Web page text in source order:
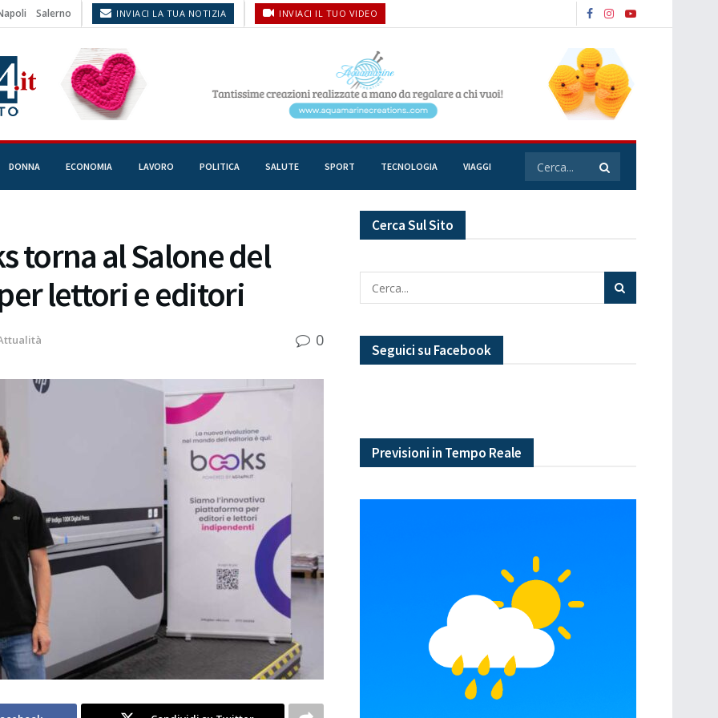
Salerno INVIACI LA TUA NOTIZIA INVIACI IL TUO VIDEO
DONNA ECONOMIA LAVORO POLITICA SALUTE SPORT TECNOLOGIA VIAGGI
torna al Salone del
lettori e editori
0
Cerca Sul Sito
Seguici su Facebook
Previsioni in Tempo Reale